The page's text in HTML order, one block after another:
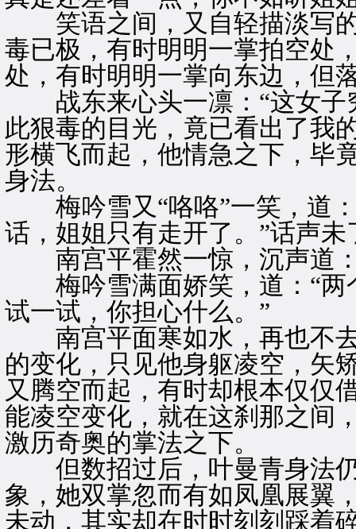
笑语之间，又自轻描淡写的
毒已极，有时明明一掌拍空处
处，有时明明一掌向东边，但
战东来心头一凛：“这女子
此狠毒的目光，竟已看出了我
形横飞而起，他情急之下，毕
身法。
梅吟雪又“咯咯”一笑，道：
话，姐姐只有走开了。”话声
南宫平霍然一惊，沉声道：
梅吟雪满面娇笑，道：“两
试一试，你担心什么。”
南宫平面寒如水，再也不去
的变化，只见他身躯凌空，矢
又腾空而起，有时却根本仅仅
能凌空变化，就在这刹那之间
激历奇奥的掌法之下。
但数招过后，叶曼青身法仍
象，她双掌忽而有如凤凰展翼
未动，其实却在时时刻刻踩着